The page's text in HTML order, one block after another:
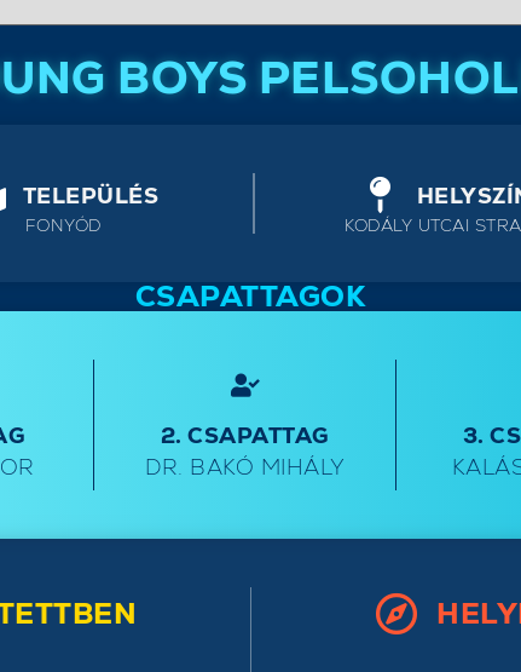
BOYS
TELEPÜLÉS
FONYÓD KODÁLY UTCAI
CSAPATTAGOK
2. CSAPATTAG
DR. BAKÓ MIHÁLY
3.